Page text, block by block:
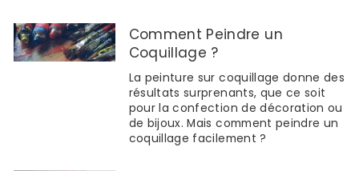
Comment Peindre un
Coquillage ?
La peinture sur coquillage donne des
résultats surprenants, que ce soit
pour la confection de décoration ou
de bijoux. Mais comment peindre un
coquillage facilement ?